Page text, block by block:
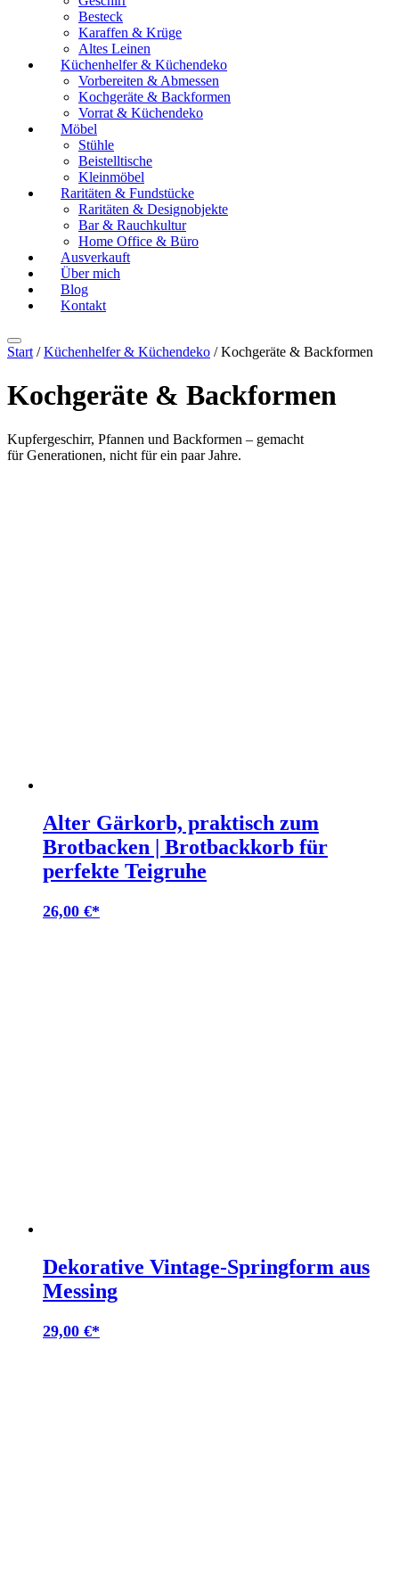
Besteck
Karaffen & Krüge
Altes Leinen
Küchenhelfer & Küchendeko
Vorbereiten & Abmessen
Kochgeräte & Backformen
Vorrat & Küchendeko
Möbel
Stühle
Beistelltische
Kleinmöbel
Raritäten & Fundstücke
Raritäten & Designobjekte
Bar & Rauchkultur
Home Office & Büro
Ausverkauft
Über mich
Blog
Kontakt
Start /Küchenhelfer & Küchendeko / Kochgeräte & Backformen
Kochgeräte & Backformen
Kupfergeschirr, Pfannen und Backformen – gemacht
für Generationen, nicht für ein paar Jahre.
Alter Gärkorb, praktisch zum
Brotbacken | Brotbackkorb für
perfekte Teigruhe
26,00 €
Dekorative Vintage-Springform aus
Messing
29,00 €